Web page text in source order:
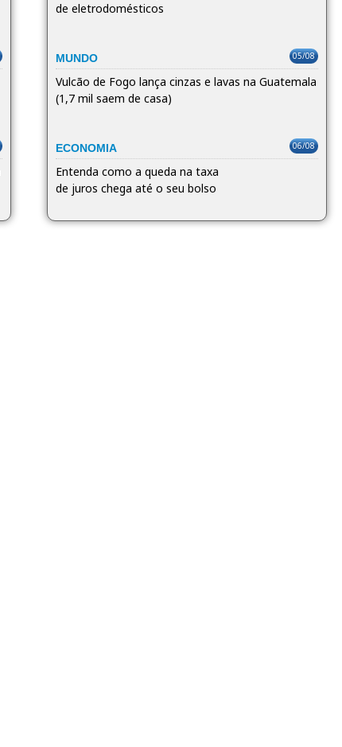
de eletrodomésticos
MUNDO 05/08
Vulcão de Fogo lança cinzas e lavas na Guatemala
(1,7 mil saem de casa)
ECONOMIA 06/08
Entenda como a queda na taxa
de juros chega até o seu bolso